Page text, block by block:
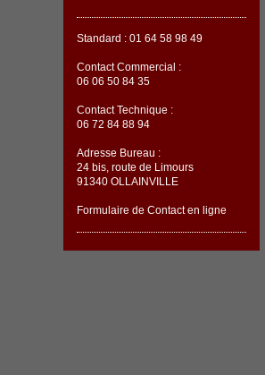
Standard : 01 64 58 98 49
Contact Commercial :
06 06 50 84 35
Contact Technique :
06 72 84 88 94
Adresse Bureau :
24 bis, route de Limours
91340 OLLAINVILLE
Formulaire de Contact en ligne